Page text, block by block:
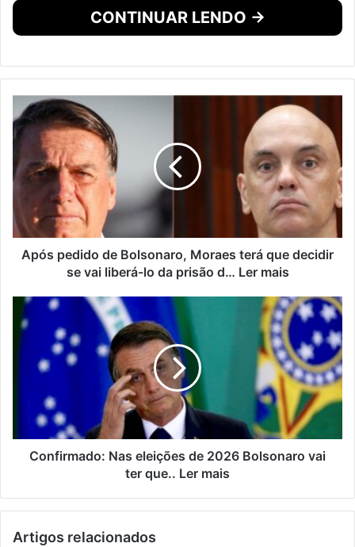
CONTINUAR LENDO →
Após pedido de Bolsonaro, Moraes terá que decidir
se vai liberá-lo da prisão d… Ler mais
Confirmado: Nas eleições de 2026 Bolsonaro vai
ter que.. Ler mais
Artigos relacionados